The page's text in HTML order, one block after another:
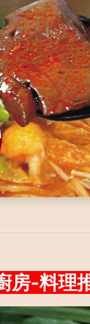
房-料理